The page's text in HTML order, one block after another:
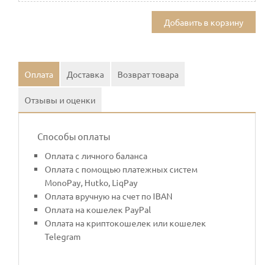
Добавить в корзину
Оплата Доставка Возврат товара
Отзывы и оценки
Способы оплаты
Оплата с личного баланса
Оплата с помощью платежных систем
MonoPay, Hutko, LiqPay
Оплата вручную на счет по IBAN
Оплата на кошелек PayPal
Оплата на криптокошелек или кошелек
Telegram